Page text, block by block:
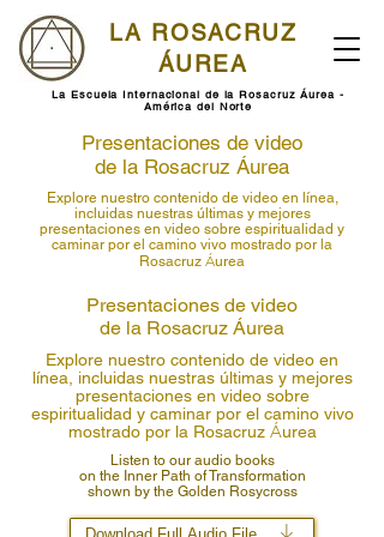
LA ROSACRUZ
ÁUREA
La Escuela Internacional de la Rosacruz Áurea -
América del Norte
Presentaciones de video
de la Rosacruz Áurea
Explore nuestro contenido de video en línea,
incluidas nuestras últimas y mejores
presentaciones en video sobre espiritualidad y
caminar por el camino vivo mostrado por la
Rosacruz Áurea
Presentaciones de video
de la Rosacruz Áurea
Explore nuestro contenido de video en
línea, incluidas nuestras últimas y mejores
presentaciones en video sobre
espiritualidad y caminar por el camino vivo
mostrado por la Rosacruz Áurea
Listen to our audio books
on the Inner Path of Transformation
shown by the Golden Rosycross
Download Full Audio File